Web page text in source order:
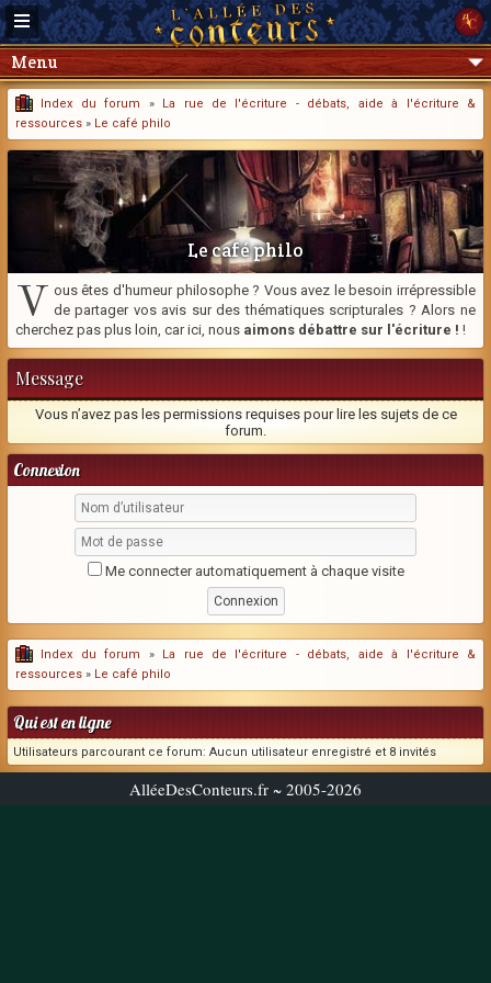
Menu
Index du forum » La rue de l'écriture - débats, aide à l'écriture &
ressources » Le café philo
Le café philo
V ous êtes d'humeur philosophe ? Vous avez le besoin irrépressible
de partager vos avis sur des thématiques scripturales ? Alors ne
cherchez pas plus loin, car ici, nous aimons débattre sur l'écriture ! !
Message
Vous n’avez pas les permissions requises pour lire les sujets de ce
forum.
Connexion
Me connecter automatiquement à chaque visite
Index du forum » La rue de l'écriture - débats, aide à l'écriture &
ressources » Le café philo
Qui est en ligne
Utilisateurs parcourant ce forum: Aucun utilisateur enregistré et 8 invités
AlléeDesConteurs.fr ~ 2005-2026